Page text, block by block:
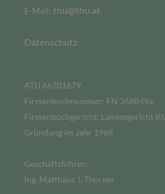
E-Mail: thu@thu.at
Datenschutz
ATU 66701679
Firmenbuchnummer: FN 368849a
Firmenbuchgericht: Landesgericht
Gründung im Jahr 1968
Geschäftsführer:
Ing. Matthäus J. Thurner